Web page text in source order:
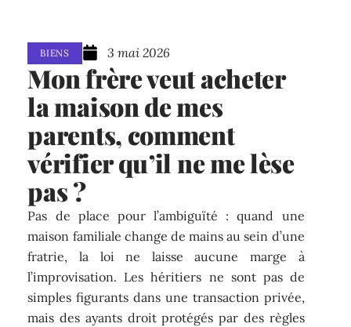
BIENS 3 mai 2026
Mon frère veut acheter
la maison de mes
parents, comment
vérifier qu’il ne me lèse
pas ?
Pas de place pour l’ambiguïté : quand une
maison familiale change de mains au sein d’une
fratrie, la loi ne laisse aucune marge à
l’improvisation. Les héritiers ne sont pas de
simples figurants dans une transaction privée,
mais des ayants droit protégés par des règles